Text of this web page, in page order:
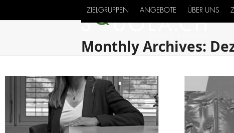
to
ZIELGRUPPEN ANGEBOTE ÜBER UNS
Monthly Archives: